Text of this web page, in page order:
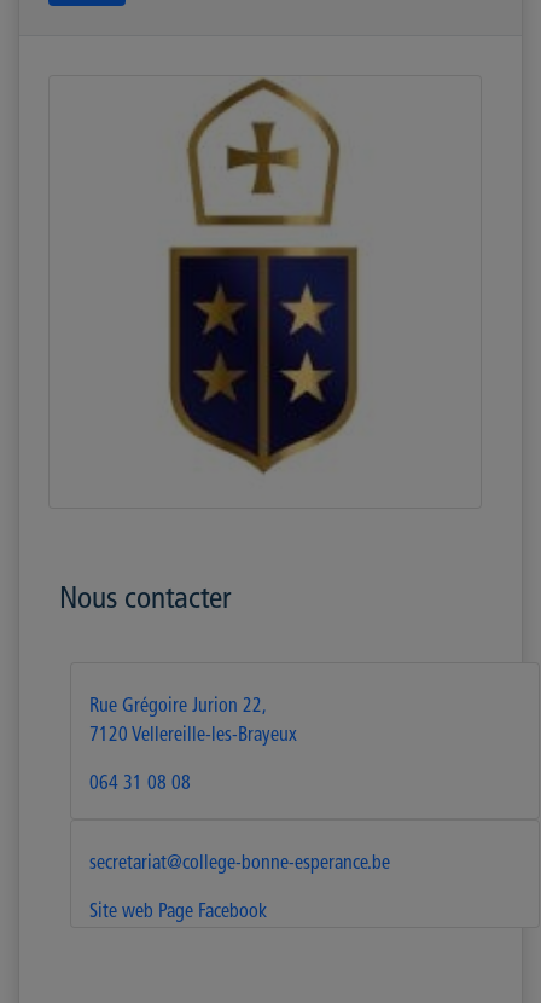
Nous contacter
Rue Grégoire Jurion 22,
7120 Vellereille-les-Brayeux
064 31 08 08
secretariat@college-bonne-esperance.be
Site web Page Facebook